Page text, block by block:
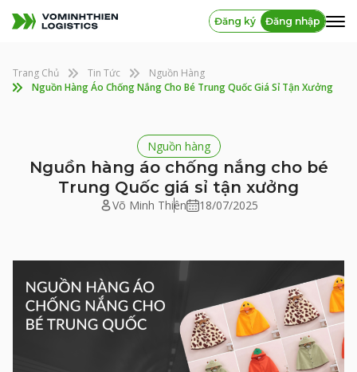
Đăng ký Đăng nhập
Trang Chủ Tin Tức
Nguồn Hàng
Nguồn Hàng Áo Chống Nắng Cho Bé Trung Quốc Giá Sỉ Tận Xưởng
Nguồn hàng
Nguồn hàng áo chống nắng cho bé
Trung Quốc giá sỉ tận xưởng
Võ Minh Thiên 18/07/2025